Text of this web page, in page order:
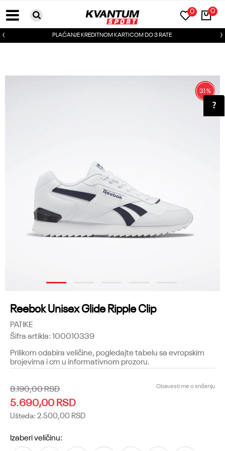
0
0
PLAĆANJE KREDITNOM KARTICOM DO 3 RATE
1
31%
Reebok Unisex Glide Ripple Clip
PATIKE
Šifra artikla:100010339
Prilikom odabira veličine, pogledajte tabelu sa evropskim
brojevima i cm u informativnom prozoru.
8.190,00RSD
5.690,00RSD
Ušteda: 2.500,00 RSD
Obavesti me o sniženju
Izaberi veličinu: